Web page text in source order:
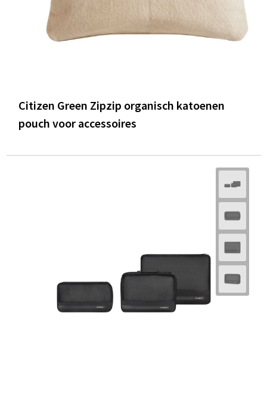
Citizen Green Zipzip organisch katoenen
pouch voor accessoires